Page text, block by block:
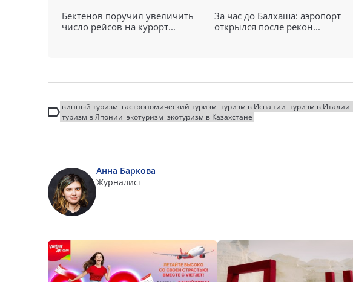
Бектенов поручил увеличить
число рейсов на курорт...
За час до Балхаша: аэропорт
открылся после рекон...
винный туризм гастрономический туризм туризм в Испании туризм в Италии
туризм в Японии экотуризм экотуризм в Казахстане
Анна Баркова
Журналист